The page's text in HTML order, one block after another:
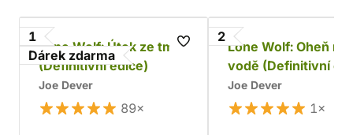
1
Dárek zdarma
Lone Wolf: Útok ze tmy
(Definitivní edice)
Joe Dever
89×
2
Lone Wolf: Oheň na
vodě (Definitivní
Joe Dever
1×